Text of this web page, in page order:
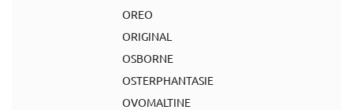
OREO
ORIGINAL
OSBORNE
OSTERPHANTASIE
OVOMALTINE